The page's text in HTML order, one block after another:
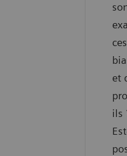
ces
et
ils